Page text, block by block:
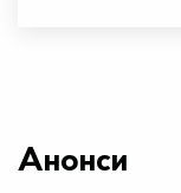
Анонси